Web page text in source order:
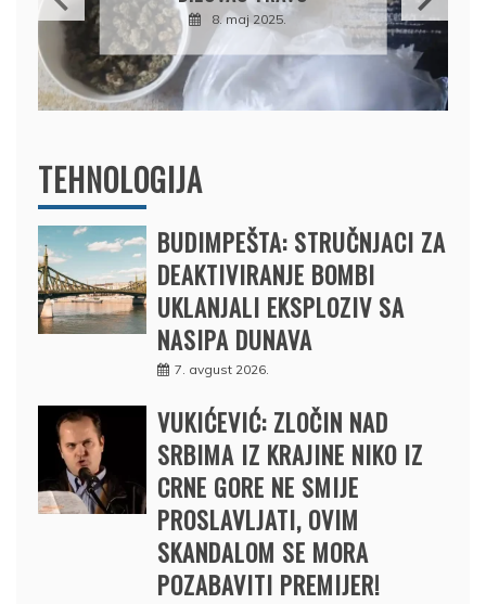
BRODOM
12. februar 2025.
TEHNOLOGIJA
BUDIMPEŠTA: STRUČNJACI ZA
DEAKTIVIRANJE BOMBI
UKLANJALI EKSPLOZIV SA
NASIPA DUNAVA
7. avgust 2026.
VUKIĆEVIĆ: ZLOČIN NAD
SRBIMA IZ KRAJINE NIKO IZ
CRNE GORE NE SMIJE
PROSLAVLJATI, OVIM
SKANDALOM SE MORA
POZABAVITI PREMIJER!